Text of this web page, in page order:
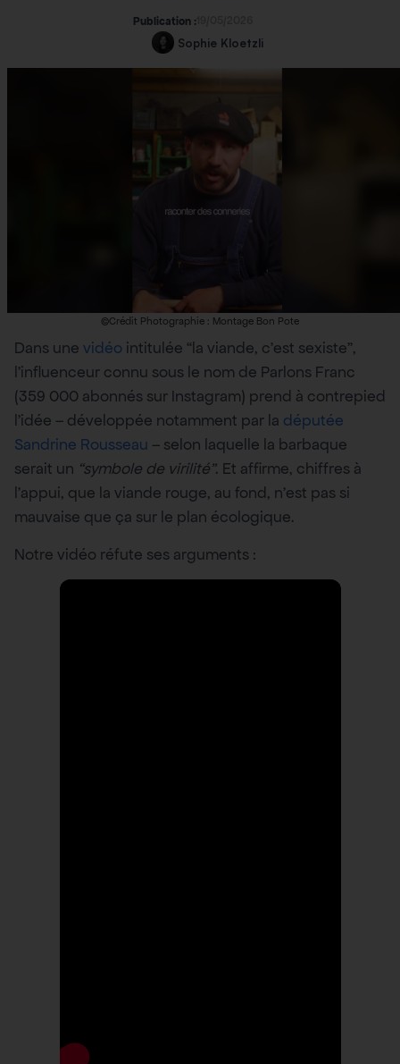
Publication :
Sophie Kloetzli
©Crédit Photographie : Montage Bon Pote
Dans une vidéo intitulée “la viande, c’est sexiste”,
l’influenceur connu sous le nom de Parlons Franc
(359 000 abonnés sur Instagram) prend à contrepied
l’idée – développée notamment par la députée
Sandrine Rousseau – selon laquelle la barbaque
serait un “symbole de virilité”. Et affirme, chiffres à
l’appui, que la viande rouge, au fond, n’est pas si
mauvaise que ça sur le plan écologique.
Notre vidéo réfute ses arguments :